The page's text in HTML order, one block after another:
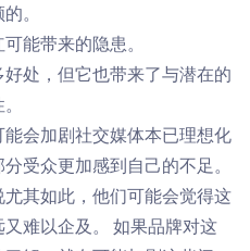
的
可能带来的隐患。
处，但它也带来了与潜在的
会加剧社交媒体本已理想化
受众更加感到自己的不足。
其如此，他们可能会觉得这
难以企及。 如果品牌对这